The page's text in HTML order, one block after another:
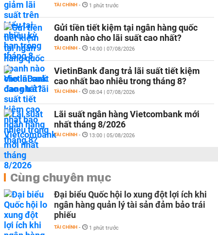
TÀI CHÍNH - 1 phút trước
Gửi tiền tiết kiệm tại ngân hàng quốc
doanh nào cho lãi suất cao nhất?
TÀI CHÍNH - 14:00 | 07/08/2026
VietinBank đang trả lãi suất tiết kiệm
cao nhất bao nhiêu trong tháng 8?
TÀI CHÍNH - 08:04 | 07/08/2026
Lãi suất ngân hàng Vietcombank mới
nhất tháng 8/2026
TÀI CHÍNH - 13:00 | 05/08/2026
Cùng chuyên mục
Đại biểu Quốc hội lo xung đột lợi ích khi
ngân hàng quản lý tài sản đảm bảo trái
phiếu
TÀI CHÍNH - 1 phút trước